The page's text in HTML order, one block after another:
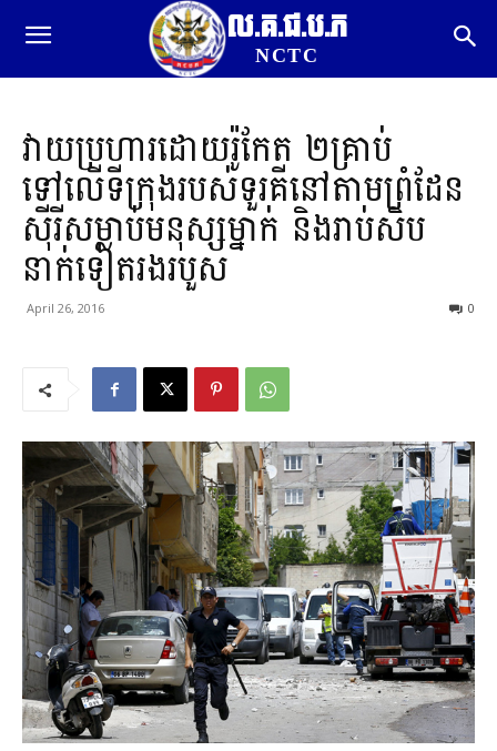
ល.គ.ជ.ប.ភ
NCTC
វាយប្រហារដោយរ៉ូកែត ២គ្រាប់
ទៅលើទីក្រុងរបស់ទួរគីនៅតាមព្រំដែន
ស៊ីរីសម្លាប់មនុស្សម្នាក់ និងរាប់សិប
នាក់ទៀតរងរបួស
April 26, 2016 0